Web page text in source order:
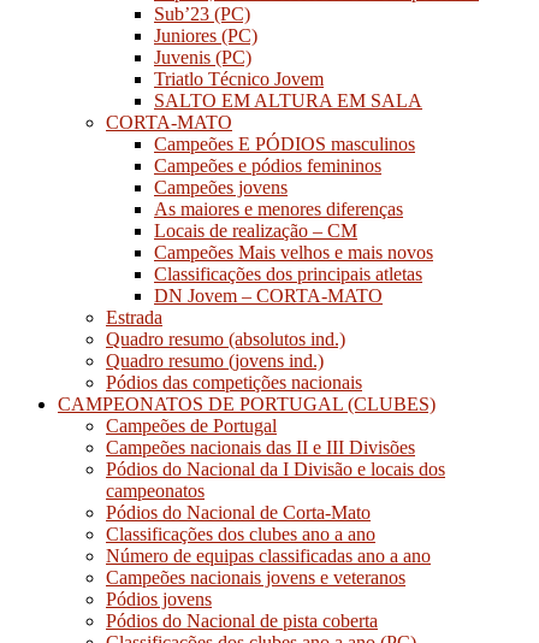
Sub’23 (PC)
Juniores (PC)
Juvenis (PC)
Triatlo Técnico Jovem
SALTO EM ALTURA EM SALA
CORTA-MATO
Campeões E PÓDIOS masculinos
Campeões e pódios femininos
Campeões jovens
As maiores e menores diferenças
Locais de realização – CM
Campeões Mais velhos e mais novos
Classificações dos principais atletas
DN Jovem – CORTA-MATO
Estrada
Quadro resumo (absolutos ind.)
Quadro resumo (jovens ind.)
Pódios das competições nacionais
CAMPEONATOS DE PORTUGAL (CLUBES)
Campeões de Portugal
Campeões nacionais das II e III Divisões
Pódios do Nacional da I Divisão e locais dos
campeonatos
Pódios do Nacional de Corta-Mato
Classificações dos clubes ano a ano
Número de equipas classificadas ano a ano
Campeões nacionais jovens e veteranos
Pódios jovens
Pódios do Nacional de pista coberta